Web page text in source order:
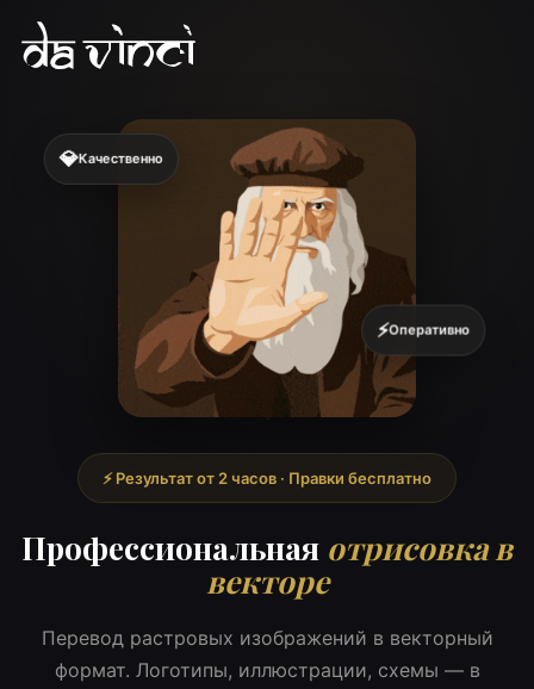
⚡ Результат от 2 часов · Правки бесплатно
Профессиональная отрисовка в
векторе
Перевод растровых изображений в векторный
формат. Логотипы, иллюстрации, схемы — в
💎Качественно
⚡Оперативно